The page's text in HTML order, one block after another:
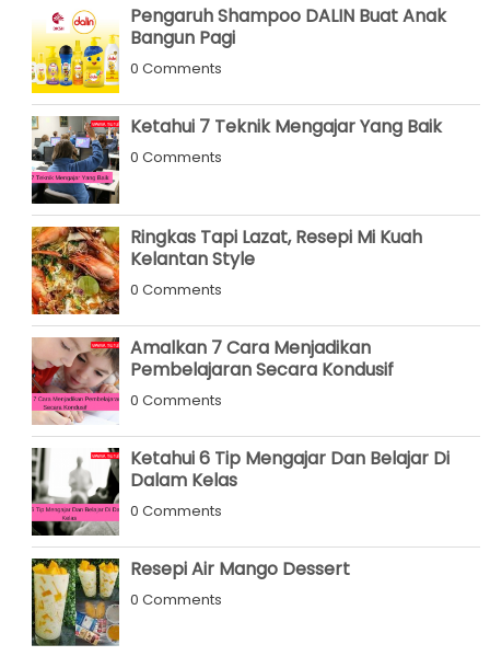
Pengaruh Shampoo DALIN Buat Anak
Bangun Pagi
0 Comments
Ketahui 7 Teknik Mengajar Yang Baik
0 Comments
Ringkas Tapi Lazat, Resepi Mi Kuah
Kelantan Style
0 Comments
Amalkan 7 Cara Menjadikan
Pembelajaran Secara Kondusif
0 Comments
Ketahui 6 Tip Mengajar Dan Belajar Di
Dalam Kelas
0 Comments
Resepi Air Mango Dessert
0 Comments